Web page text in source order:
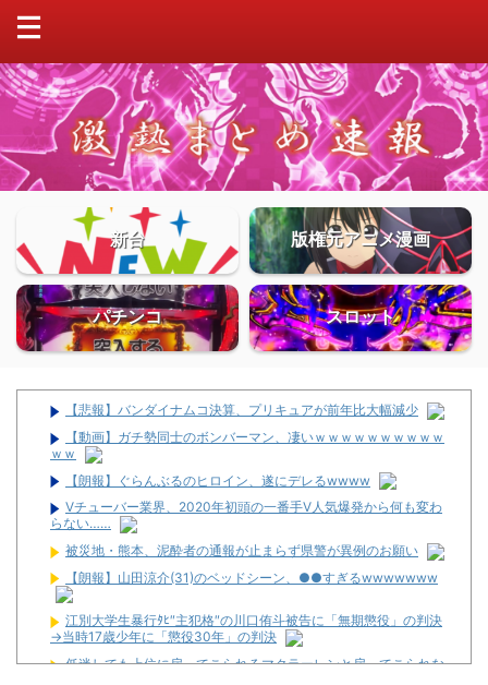
新台 版権元アニメ漫画
パチンコ スロット
【悲報】バンダイナムコ決算、プリキュアが前年比大幅減少
【動画】ガチ勢同士のボンバーマン、凄いｗｗｗｗｗｗｗｗｗｗ
ｗｗ
【朗報】ぐらんぶるのヒロイン、遂にデレるwwww
Vチューバー業界、2020年初頭の一番手V人気爆発から何も変わ
らない……
被災地・熊本、泥酔者の通報が止まらず県警が異例のお願い
【朗報】山田涼介(31)のベッドシーン、●●すぎるwwwwwww
江別大学生暴行ﾀﾋ″主犯格″の川口侑斗被告に「無期懲役」の判決
→当時17歳少年に「懲役30年」の判決
低迷しても上位に戻ってこられるマクラーレンと戻ってこられな